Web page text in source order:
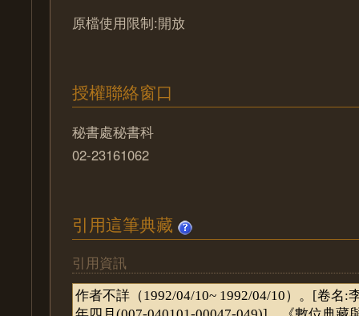
原檔使用限制:開放
授權聯絡窗口
秘書處秘書科
02-23161062
引用這筆典藏
引用資訊